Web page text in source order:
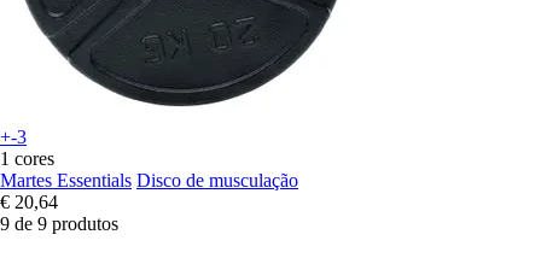
+-3
1 cores
Martes Essentials Disco de musculação
€ 20,64
9 de 9 produtos